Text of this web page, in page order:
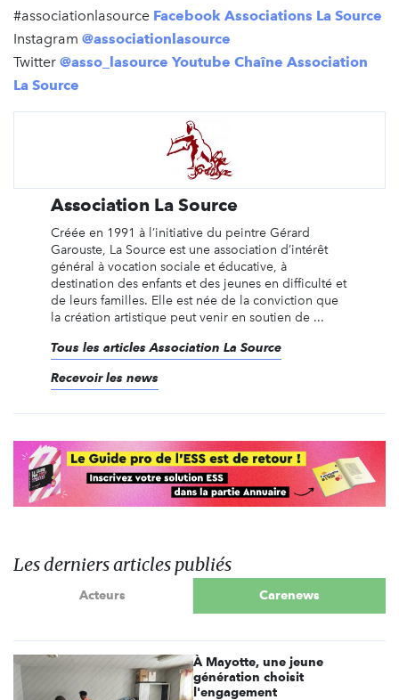
#associationlasource Facebook Associations La Source
Instagram @associationlasource
Twitter @asso_lasource Youtube Chaîne Association
La Source
Association La Source
Créée en 1991 à l’initiative du peintre Gérard
Garouste, La Source est une association d’intérêt
général à vocation sociale et éducative, à
destination des enfants et des jeunes en difficulté et
de leurs familles. Elle est née de la conviction que
la création artistique peut venir en soutien de ...
Tous les articles Association La Source
Recevoir les news
Les derniers articles publiés
Acteurs Carenews
À Mayotte, une jeune
génération choisit
l'engagement